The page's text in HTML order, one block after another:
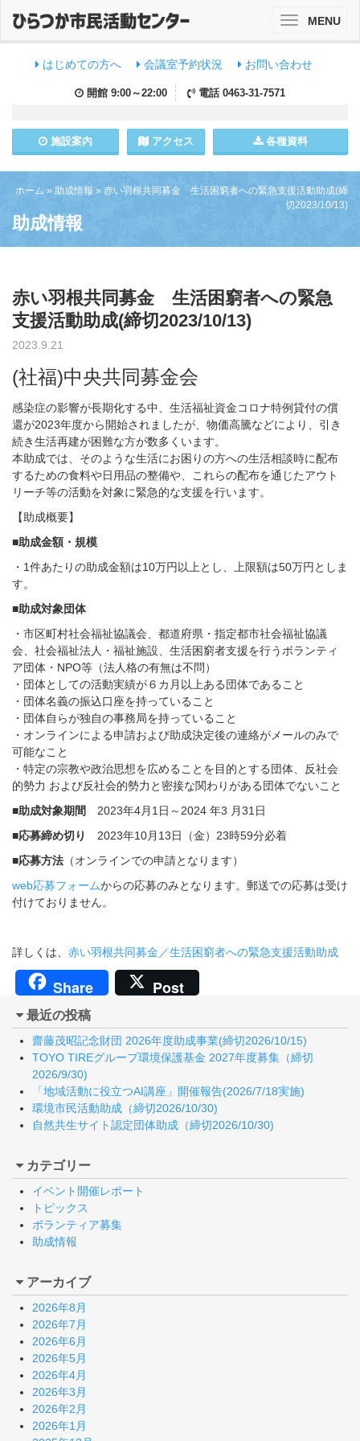
はじめての方へ 会議室予約状況 お問い合わせ
開館 9:00～22:00 電話 0463-31-7571
施設案内 アクセス 各種資料
ToggleMENU
ホーム » 助成情報 » 赤い羽根共同募金 生活困窮者への緊急支援活動助成(締
切2023/10/13)
助成情報
赤い羽根共同募金 生活困窮者への緊急
支援活動助成(締切2023/10/13)
2023.9.21
(社福)中央共同募金会
感染症の影響が長期化する中、生活福祉資金コロナ特例貸付の償
還が2023年度から開始されましたが、物価高騰などにより、引き
続き生活再建が困難な方が数多くいます。
本助成では、そのような生活にお困りの方への生活相談時に配布
するための食料や日用品の整備や、これらの配布を通じたアウト
リーチ等の活動を対象に緊急的な支援を行います。
【助成概要】
■助成金額・規模
・1件あたりの助成金額は10万円以上とし、上限額は50万円としま
す。
■助成対象団体
・市区町村社会福祉協議会、都道府県・指定都市社会福祉協議
会、社会福祉法人・福祉施設、生活困窮者支援を行うボランティ
ア団体・NPO等（法人格の有無は不問）
・団体としての活動実績が６カ月以上ある団体であること
・団体名義の振込口座を持っていること
・団体自らが独自の事務局を持っていること
・オンラインによる申請および助成決定後の連絡がメールのみで
可能なこと
・特定の宗教や政治思想を広めることを目的とする団体、反社会
的勢力 および反社会的勢力と密接な関わりがある団体でないこと
■助成対象期間
2023年4月1日～2024 年3 月31日
■応募締め切り
2023年10月13日（金）23時59分必着
■応募方法 （オンラインでの申請となります）
web応募フォームからの応募のみとなります。郵送での応募は受け
付けておりません。
詳しくは、 赤い羽根共同募金／生活困窮者への緊急支援活動助成
Share Post
最近の投稿
齋藤茂昭記念財団 2026年度助成事業(締切2026/10/15)
TOYO TIREグループ環境保護基金 2027年度募集（締切
2026/9/30)
「地域活動に役立つAI講座」開催報告(2026/7/18実施)
環境市民活動助成（締切2026/10/30)
自然共生サイト認定団体助成（締切2026/10/30)
カテゴリー
イベント開催レポート
トピックス
ボランティア募集
助成情報
アーカイブ
2026年8月
2026年7月
2026年6月
2026年5月
2026年4月
2026年3月
2026年2月
2026年1月